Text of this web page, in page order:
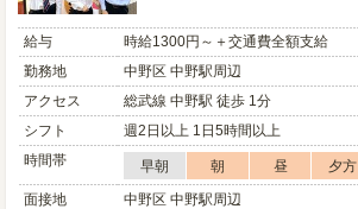
給与
時給1300円～＋交通費全額支給
勤務地
中野区 中野駅周辺
アクセス
総武線 中野駅 徒歩 1分
シフト
週2日以上 1日5時間以上
時間帯
早朝 朝 昼 夕方
面接地
中野区 中野駅周辺